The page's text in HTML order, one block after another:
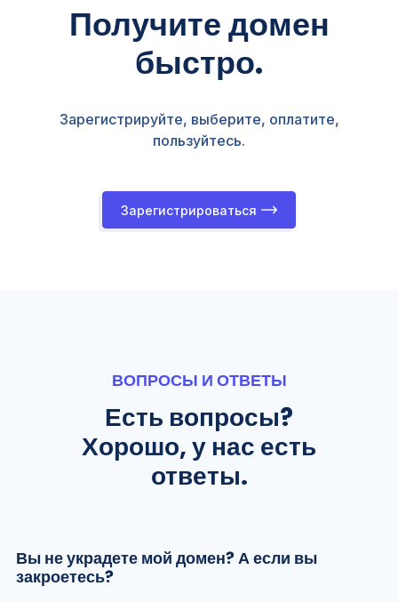
Получите домен
быстро.
Зарегистрируйте, выберите, оплатите,
пользуйтесь.
Зарегистрироваться
ВОПРОСЫ И ОТВЕТЫ
Есть вопросы?
Хорошо, у нас есть
ответы.
Вы не украдете мой домен? А если вы
закроетесь?